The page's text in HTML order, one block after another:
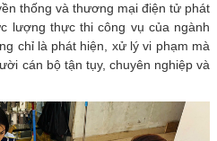
thống và thương mại điện tử phát
lượng thực thi công vụ của ngành
chỉ là phát hiện, xử lý vi phạm mà
cán bộ tận tụy, chuyên nghiệp và